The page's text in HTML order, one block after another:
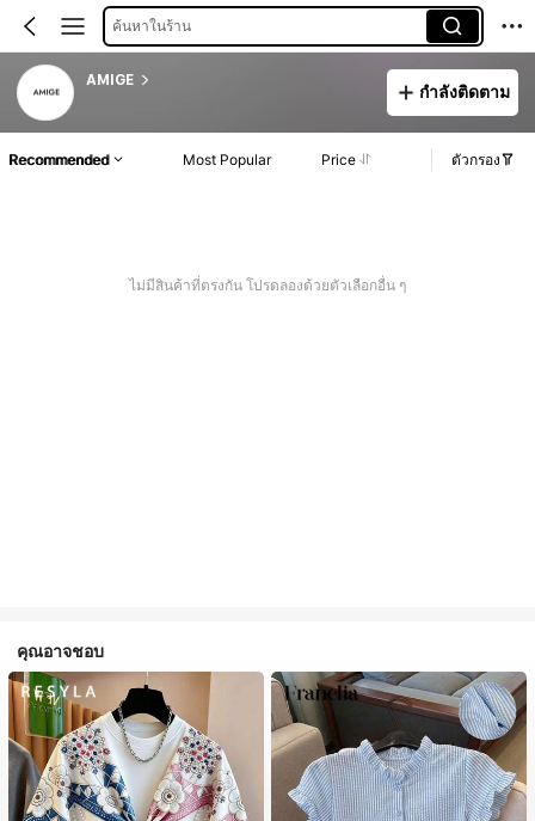
ค้นหาในร้าน
AMIGE
กำลังติดตาม
Recommended Most Popular Price ตัวกรอง
ไม่มีสินค้าที่ตรงกัน โปรดลองด้วยตัวเลือกอื่น ๆ
คุณอาจชอบ